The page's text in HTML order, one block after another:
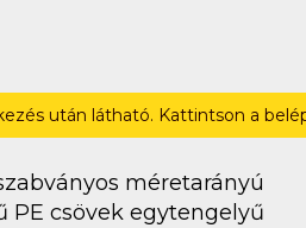
után látható. Kattintson a
szabványos méretarányú
PE csövek egytengelyű